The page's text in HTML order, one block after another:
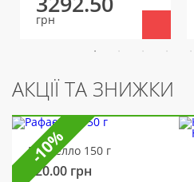
грн
АКЦІЇ ТА ЗНИЖКИ
Рафаелло 150 г
320.00 грн
-10%